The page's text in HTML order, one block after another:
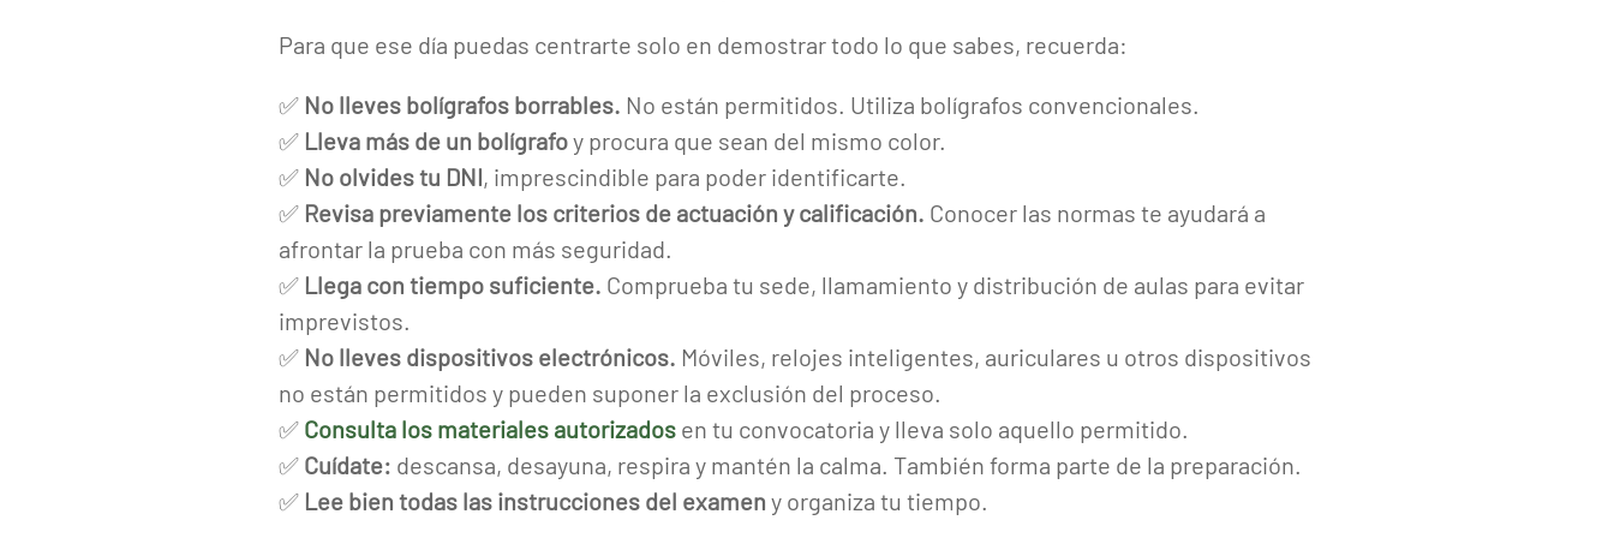
Para que ese día puedas centrarte solo en demostrar todo lo que sabes, recuerda:
✅ No lleves bolígrafos borrables. No están permitidos. Utiliza bolígrafos convencionales.
✅ Lleva más de un bolígrafoy procura que sean del mismo color.
✅ No olvides tu DNI, imprescindible para poder identificarte.
✅ Revisa previamente los criterios de actuación y calificación. Conocer las normas te ayudará a
afrontar la prueba con más seguridad.
✅ Llega con tiempo suficiente. Comprueba tu sede, llamamiento y distribución de aulas para evitar
imprevistos.
✅ No lleves dispositivos electrónicos. Móviles, relojes inteligentes, auriculares u otros dispositivos
no están permitidos y pueden suponer la exclusión del proceso.
✅ Consulta los materiales autorizados en tu convocatoria y lleva solo aquello permitido.
✅ Cuídate: descansa, desayuna, respira y mantén la calma. También forma parte de la preparación.
✅ Lee bien todas las instrucciones del examen y organiza tu tiempo.